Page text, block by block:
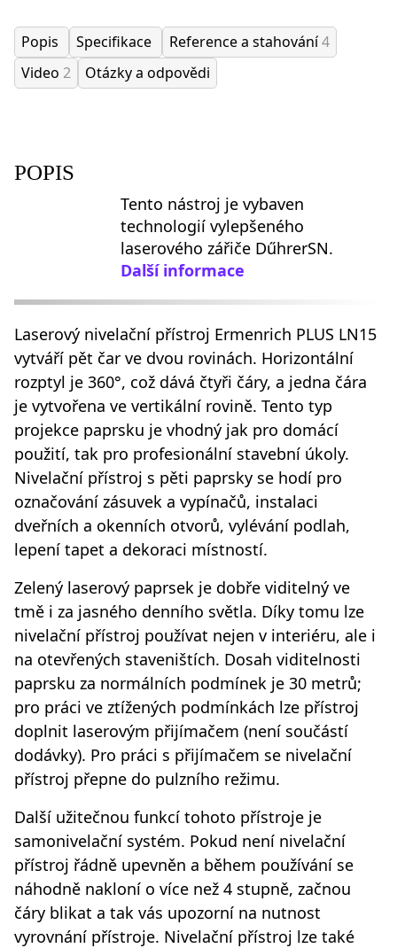
Popis Specifikace Reference a stahování4
Video 2 Otázky a odpovědi
POPIS
Tento nástroj je vybaven
technologií vylepšeného
laserového zářiče DűhrerSN.
Další informace
Laserový nivelační přístroj Ermenrich PLUS LN15
vytváří pět čar ve dvou rovinách. Horizontální
rozptyl je 360°, což dává čtyři čáry, a jedna čára
je vytvořena ve vertikální rovině. Tento typ
projekce paprsku je vhodný jak pro domácí
použití, tak pro profesionální stavební úkoly.
Nivelační přístroj s pěti paprsky se hodí pro
označování zásuvek a vypínačů, instalaci
dveřních a okenních otvorů, vylévání podlah,
lepení tapet a dekoraci místností.
Zelený laserový paprsek je dobře viditelný ve
tmě i za jasného denního světla. Díky tomu lze
nivelační přístroj používat nejen v interiéru, ale i
na otevřených staveništích. Dosah viditelnosti
paprsku za normálních podmínek je 30 metrů;
pro práci ve ztížených podmínkách lze přístroj
doplnit laserovým přijímačem (není součástí
dodávky). Pro práci s přijímačem se nivelační
přístroj přepne do pulzního režimu.
Další užitečnou funkcí tohoto přístroje je
samonivelační systém. Pokud není nivelační
přístroj řádně upevněn a během používání se
náhodně nakloní o více než 4 stupně, začnou
čáry blikat a tak vás upozorní na nutnost
vyrovnání přístroje. Nivelační přístroj lze také